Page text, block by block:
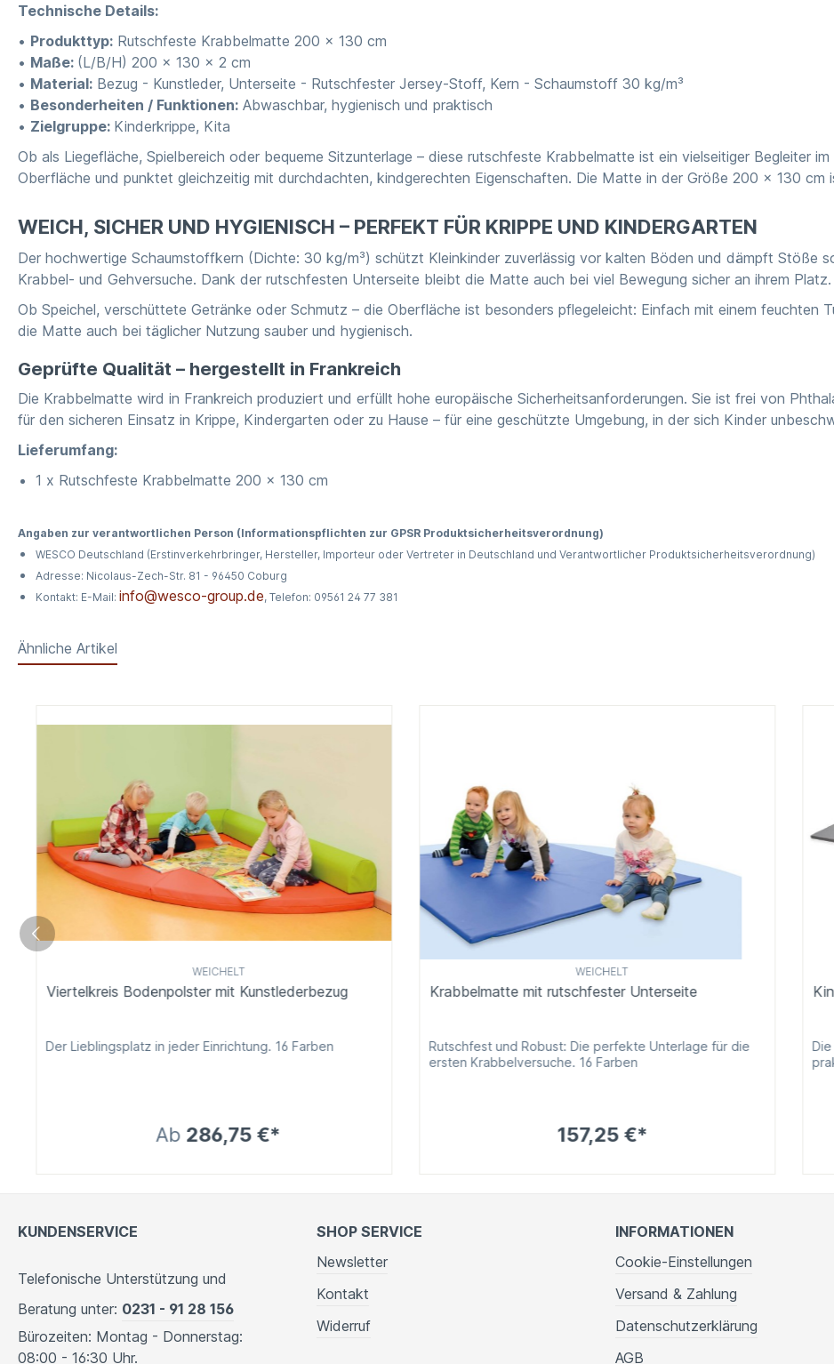
Technische Details:
• Produkttyp: Rutschfeste Krabbelmatte 200 x 130 cm
• Maße: (L/B/H) 200 x 130 x 2 cm
• Material: Bezug - Kunstleder, Unterseite - Rutschfester Jersey-Stoff, Kern - Schaumstoff 30 kg/m³
• Besonderheiten / Funktionen: Abwaschbar, hygienisch und praktisch
• Zielgruppe: Kinderkrippe, Kita
Ob als Liegefläche, Spielbereich oder bequeme Sitzunterlage – diese rutschfeste Krabbelmatte ist ein vielseitiger Begleiter
Oberfläche und punktet gleichzeitig mit durchdachten, kindgerechten Eigenschaften. Die Matte in der Größe 200 × 130 cm
WEICH, SICHER UND HYGIENISCH – PERFEKT FÜR KRIPPE UND KINDERGARTEN
Der hochwertige Schaumstoffkern (Dichte: 30 kg/m³) schützt Kleinkinder zuverlässig vor kalten Böden und dämpft Stöße
Krabbel- und Gehversuche. Dank der rutschfesten Unterseite bleibt die Matte auch bei viel Bewegung sicher an ihrem Platz.
Ob Speichel, verschüttete Getränke oder Schmutz – die Oberfläche ist besonders pflegeleicht: Einfach mit einem feuchten
die Matte auch bei täglicher Nutzung sauber und hygienisch.
Geprüfte Qualität – hergestellt in Frankreich
Die Krabbelmatte wird in Frankreich produziert und erfüllt hohe europäische Sicherheitsanforderungen. Sie ist frei von
für den sicheren Einsatz in Krippe, Kindergarten oder zu Hause – für eine geschützte Umgebung, in der sich Kinder
Lieferumfang:
1 x Rutschfeste Krabbelmatte 200 x 130 cm
Angaben zur verantwortlichen Person (Informationspflichten zur GPSR Produktsicherheitsverordnung)
WESCO Deutschland (Erstinverkehrbringer, Hersteller, Importeur oder Vertreter in Deutschland und Verantwortlicher Produktsicherheitsverordnung)
Adresse: Nicolaus-Zech-Str. 81 - 96450 Coburg
Kontakt: E-Mail: info@wesco-group.de, Telefon: 09561 24 77 381
Ähnliche Artikel
WEICHELT
Viertelkreis Bodenpolster mit Kunstlederbezug
Der Lieblingsplatz in jeder Einrichtung. 16 Farben
Ab 286,75 €*
WEICHELT
Krabbelmatte mit rutschfester Unterseite
Rutschfest und Robust: Die perfekte Unterlage für die
ersten Krabbelversuche. 16 Farben
157,25 €*
KUNDENSERVICE
Telefonische Unterstützung und
Beratung unter: 0231 - 91 28 156
Bürozeiten: Montag - Donnerstag:
08:00 - 16:30 Uhr.
SHOP SERVICE
Newsletter
Kontakt
Widerruf
INFORMATIONEN
Cookie-Einstellungen
Versand & Zahlung
Datenschutzerklärung
AGB